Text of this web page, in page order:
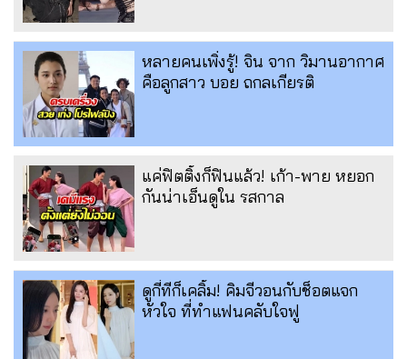
หลายคนเพิ่งรู้! จิน จาก วิมานอากาศ
คือลูกสาว บอย ถกลเกียรติ
แค่ฟิตติ้งก็ฟินแล้ว! เก้า-พาย หยอก
กันน่าเอ็นดูใน รสกาล
ดูกี่ทีก็เคลิ้ม! คิมจีวอนกับช็อตแจก
หัวใจ ที่ทำแฟนคลับใจฟู